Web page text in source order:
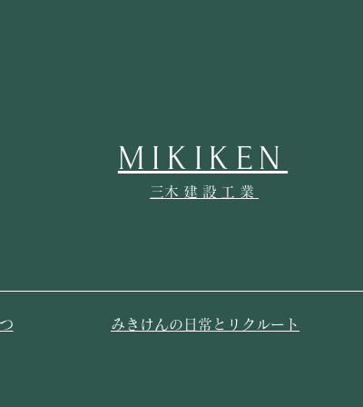
MIKIKEN
​三木建設工業
みきけんの日常とリクルート